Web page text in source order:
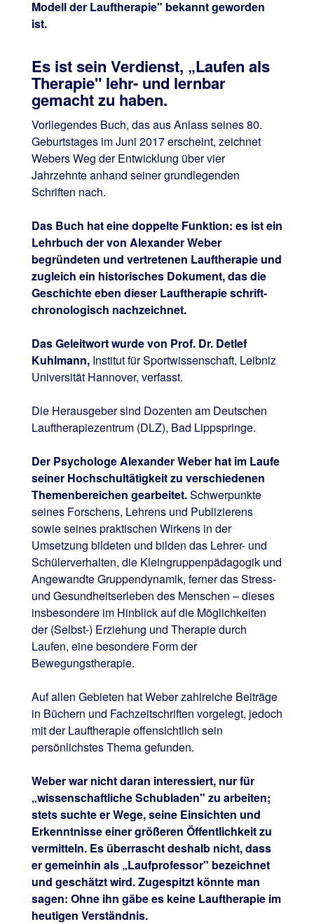
Modell der Lauftherapie" bekannt geworden
ist.
Es ist sein Verdienst, „Laufen als
Therapie" lehr- und lernbar
gemacht zu haben.
Vorliegendes Buch, das aus Anlass seines 80.
Geburtstages im Juni 2017 erscheint, zeichnet
Webers Weg der Entwicklung über vier
Jahrzehnte anhand seiner grundlegenden
Schriften nach.
Das Buch hat eine doppelte Funktion: es ist ein
Lehrbuch der von Alexander Weber
begründeten und vertretenen Lauftherapie und
zugleich ein historisches Dokument, das die
Geschichte eben dieser Lauftherapie schrift-
chronologisch nachzeichnet.
Das Geleitwort wurde von Prof. Dr. Detlef
Kuhlmann,Institut für Sportwissenschaft, Leibniz
Universität Hannover, verfasst.
Die Herausgeber sind Dozenten am Deutschen
Lauftherapiezentrum (DLZ), Bad Lippspringe.
Der Psychologe Alexander Weber hat im Laufe
seiner Hochschultätigkeit zu verschiedenen
Themenbereichen gearbeitet.Schwerpunkte
seines Forschens, Lehrens und Publizierens
sowie seines praktischen Wirkens in der
Umsetzung bildeten und bilden das Lehrer- und
Schülerverhalten, die Kleingruppenpädagogik und
Angewandte Gruppendynamik, ferner das Stress-
und Gesundheitserleben des Menschen – dieses
insbesondere im Hinblick auf die Möglichkeiten
der (Selbst-) Erziehung und Therapie durch
Laufen, eine besondere Form der
Bewegungstherapie.
Auf allen Gebieten hat Weber zahlreiche Beiträge
in Büchern und Fachzeitschriften vorgelegt, jedoch
mit der Lauftherapie offensichtlich sein
persönlichstes Thema gefunden.
Weber war nicht daran interessiert, nur für
„wissenschaftliche Schubladen" zu arbeiten;
stets suchte er Wege, seine Einsichten und
Erkenntnisse einer größeren Öffentlichkeit zu
vermitteln. Es überrascht deshalb nicht, dass
er gemeinhin als „Laufprofessor" bezeichnet
und geschätzt wird. Zugespitzt könnte man
sagen: Ohne ihn gäbe es keine Lauftherapie im
heutigen Verständnis.